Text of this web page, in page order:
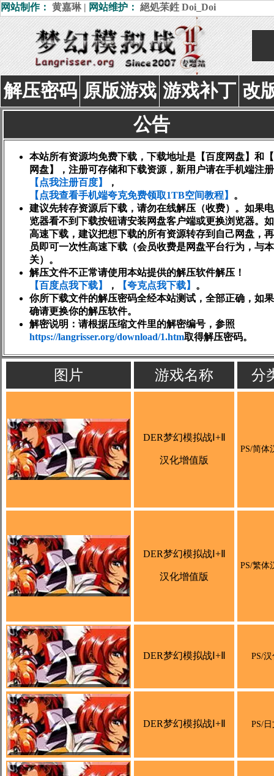
网站制作： 黄嘉琳| 网站维护： 絕処苿鉎 Doi_Doi
解压密码 原版游戏 游戏补丁 改
公告
本站所有资源均免费下载，下载地址是【百度网盘】和
网盘】，注册可存储和下载资源，新用户请在手机端注
【点我注册百度】
，
【点我查看手机端夸克免费领取1TB空间教程】 。
建议先转存资源后下载，请勿在线解压（收费）。如果
览器看不到下载按钮请安装网盘客户端或更换浏览器。
高速下载，建议把想下载的所有资源转存到自己网盘，
员即可一次性高速下载（会员收费是网盘平台行为，与
关）。
解压文件不正常请使用本站提供的解压软件解压！
【百度点我下载】
， 【夸克点我下载】 。
你所下载文件的解压密码全经本站测试，全部正确，如
确请更换你的解压软件。
解密说明：请根据压缩文件里的解密编号，参照
https://langrisser.org/download/1.htm取得解压密码。
图片 游戏名称 分
DER梦幻模拟战Ⅰ+Ⅱ
汉化增值版
PS/简体
DER梦幻模拟战Ⅰ+Ⅱ
汉化增值版
PS/繁体
DER梦幻模拟战Ⅰ+Ⅱ PS/
DER梦幻模拟战Ⅰ+Ⅱ PS/